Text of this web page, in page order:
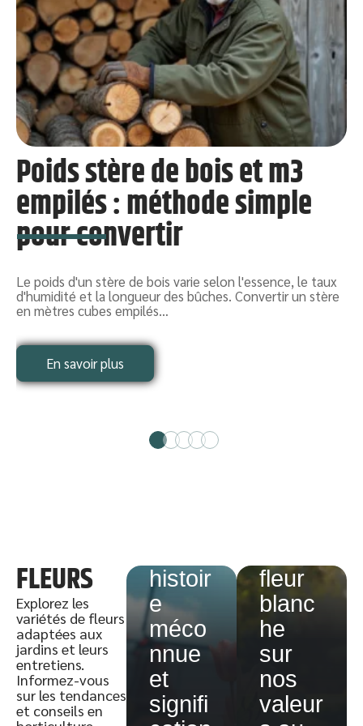
Poids stère de bois et m3
empilés : méthode simple
pour convertir
Le poids d'un stère de bois varie selon l'essence, le taux
d'humidité et la longueur des bûches. Convertir un stère
en mètres cubes empilés…
En savoir plus
FLEURS
Explorez les
variétés de fleurs
adaptées aux
jardins et leurs
entretiens.
Informez-vous
sur les tendances
et conseils en
histoir
e
méco
nnue
et
signifi
fleur
blanc
he
sur
nos
valeur